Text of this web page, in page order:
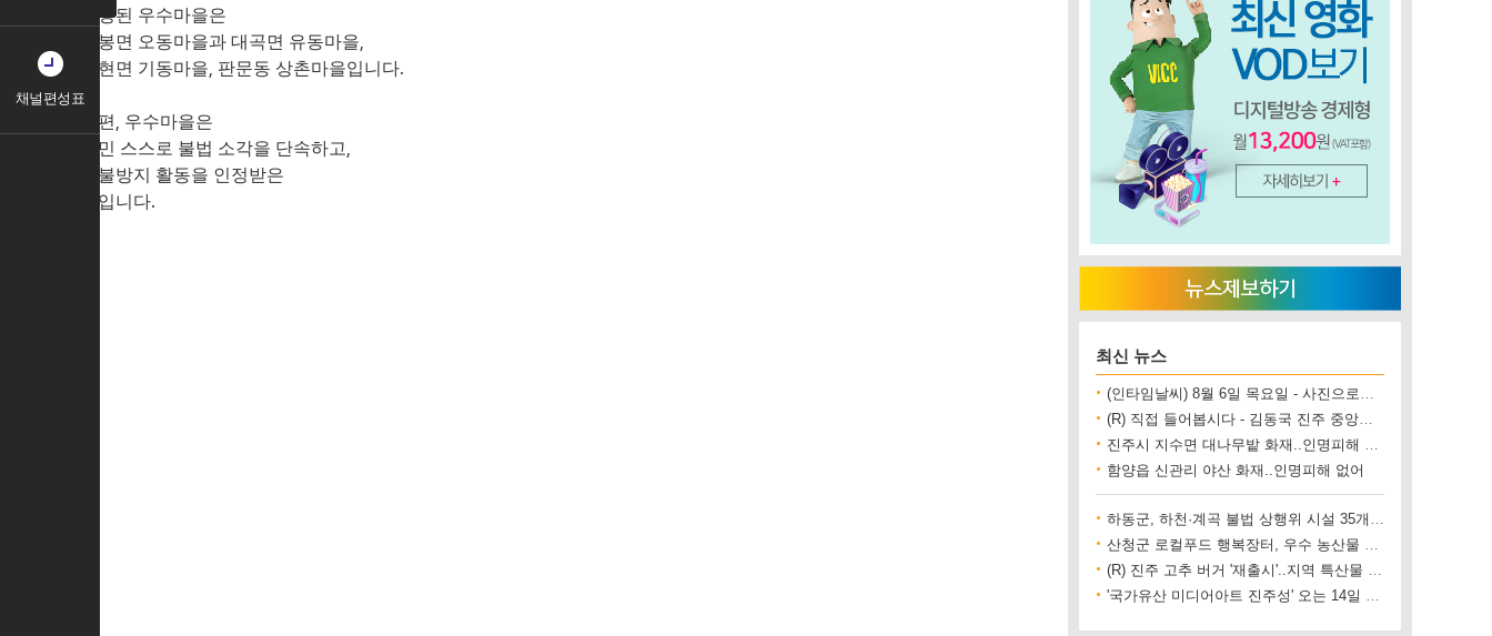
채널편성표
지정된 우수마을은
사봉면 오동마을과 대곡면 유동마을,
집현면 기동마을, 판문동 상촌마을입니다.
한편, 우수마을은
주민 스스로 불법 소각을 단속하고,
산불방지 활동을 인정받은
곳입니다.
최신 뉴스
(인타임날씨) 8월 6일 목요일 - 사진으로보는 날씨
(R) 직접 들어봅시다 - 김동국 진주 중앙시장 상인회장
진주시 지수면 대나무밭 화재..인명피해 없어
함양읍 신관리 야산 화재..인명피해 없어
하동군, 하천·계곡 불법 상행위 시설 35개소 철거
산청군 로컬푸드 행복장터, 우수 농산물 직거래 사업장 인증
(R) 진주 고추 버거 '재출시'..지역 특산물 홍보 기대
'국가유산 미디어아트 진주성' 오는 14일 개막